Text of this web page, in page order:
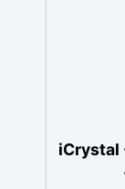
iCrystal